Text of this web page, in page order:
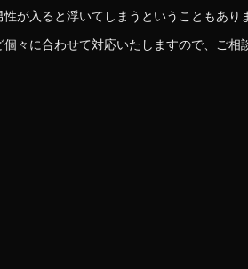
が入ると浮いてしまうということもあり
々に合わせて対応いたしますので、ご相